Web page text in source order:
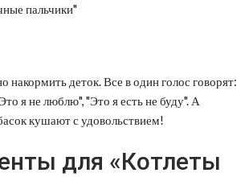
накормить деток. Все в один голос говорят:
я не люблю", "Это я есть не буду". А
кушают с удовольствием!
для «Котлеты